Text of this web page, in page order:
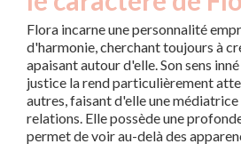
Flora incarne une personnalité
d'harmonie, cherchant toujours à
apaisant autour d'elle. Son sens
justice la rend particulièrement
autres, faisant d'elle une médiatrice
relations. Elle possède une
permet de voir au-delà des